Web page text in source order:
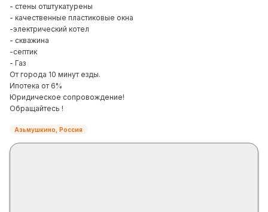
- стены отштукатурены
- качественные пластиковые окна
-электрический котел
- скважина
-септик
- Газ
От города 10 минут езды.
Ипотека от 6%
Юридическое сопровождение!
Обращайтесь !
Азьмушкино, Россия